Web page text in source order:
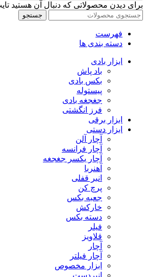
برای دیدن محصولاتی که دنبال آن هستید
جستجو
فهرست
دسته بندی ها
ابزار بادی
باد پاش
بکس بادی
پیستوله
جغجغه بادی
فرز انگشتی
ابزار برقی
ابزار دستی
آچار آلن
آچار فرانسه
آچار یکسر جغجغه
آهنربا
انبر قفلی
پرچ کن
جعبه بکس
خارکش
دسته بکس
فیلر
قلاویز
آچار
آچار فیلتر
ابزار مخصوص
انبردست